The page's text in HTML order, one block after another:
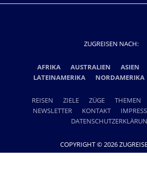
ZUGREISEN NACH:
AFRIKA AUSTRALIEN ASIEN
LATEINAMERIKA
NORDAMERIKA
REISEN ZIELE ZÜGE THEMEN
NEWSLETTER
KONTAKT
COPYRIGHT © 2026